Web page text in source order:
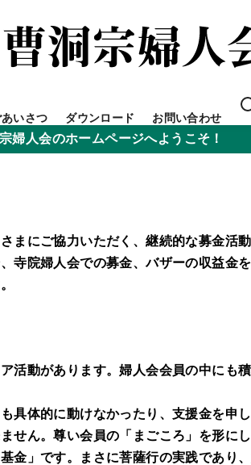
あいさつ ダウンロード お問い合わせ
婦人会のホームページへようこそ！
まにご協力いただく、継続的な募金活動
寺院婦人会での募金、バザーの収益金
活動があります。婦人会会員の中にも
具体的に動けなかったり、支援金を申
せん。尊い会員の「まごころ」を形に
金」です。まさに菩薩行の実践であり